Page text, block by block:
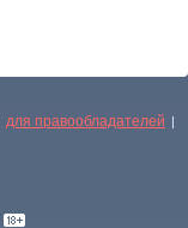
для правообладателей |